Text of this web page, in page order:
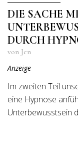
DIE SACHE
DURCH
von Jen
Anzeige
Im zweiten Teil
eine Hypnose
Unterbewusstsein